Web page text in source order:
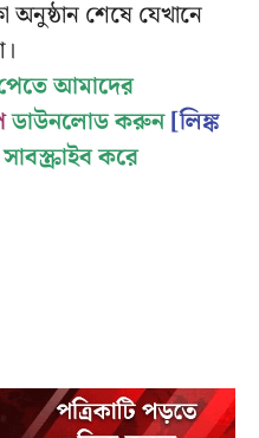
অনুষ্ঠান শেষে যেখানে
আমাদের
ডাউনলোড করুন[লিঙ্ক
সাবস্ক্রাইব করে